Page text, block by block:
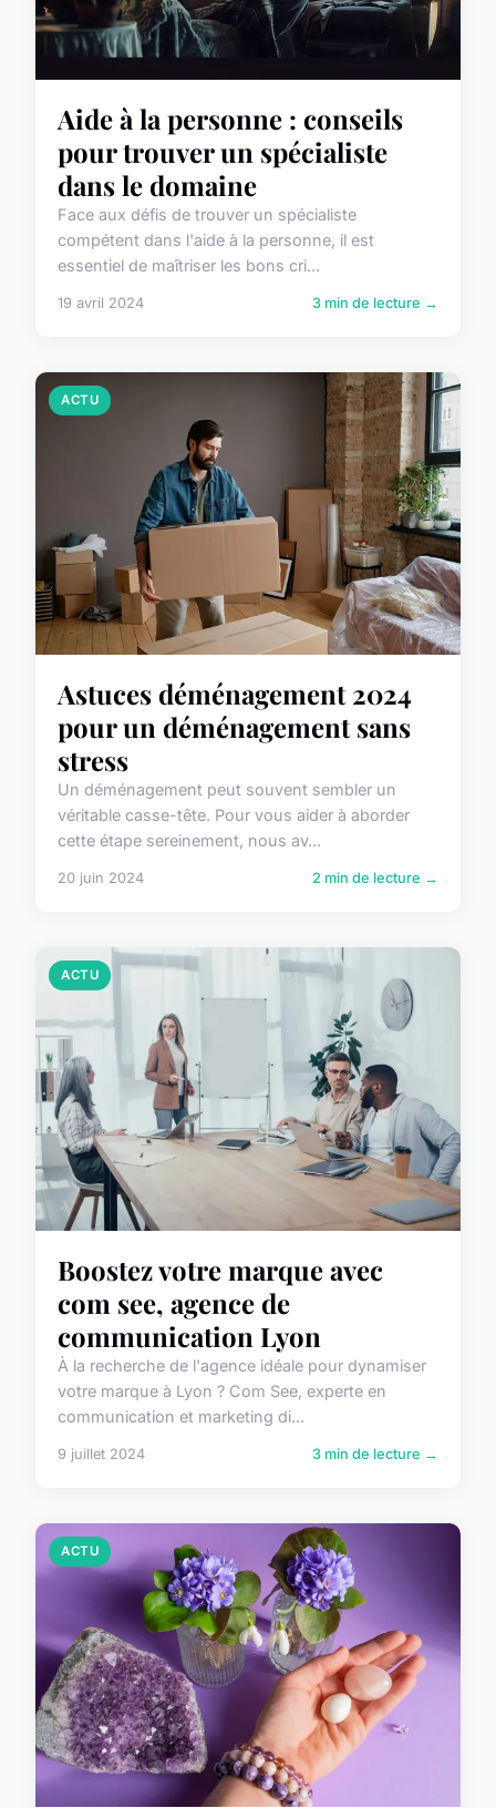
Aide à la personne : conseils
pour trouver un spécialiste
dans le domaine
Face aux défis de trouver un spécialiste
compétent dans l'aide à la personne, il est
essentiel de maîtriser les bons cri...
19 avril 2024 3 min de lecture →
ACTU
Astuces déménagement 2024
pour un déménagement sans
stress
Un déménagement peut souvent sembler un
véritable casse-tête. Pour vous aider à aborder
cette étape sereinement, nous av...
20 juin 2024 2 min de lecture →
ACTU
Boostez votre marque avec
com see, agence de
communication Lyon
À la recherche de l'agence idéale pour dynamiser
votre marque à Lyon ? Com See, experte en
communication et marketing di...
9 juillet 2024 3 min de lecture →
ACTU